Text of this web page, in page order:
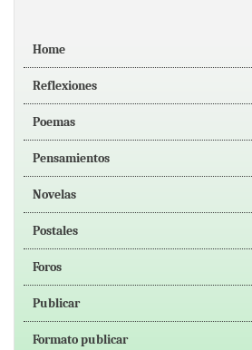
Home
Reflexiones
Poemas
Pensamientos
Novelas
Postales
Foros
Publicar
Formato publicar